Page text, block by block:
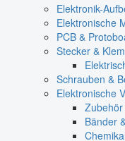
Elektronik-
Elektronische
PCB &
Stecker &
Schrauben &
Elektronische
Bänder